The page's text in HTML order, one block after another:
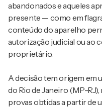
abandonados e aqueles
presente — como em
conteúdo do aparelho
autorização judicial ou ao
proprietário.
A decisão tem origem em
do Rio de Janeiro (MP-
provas obtidas a partir de